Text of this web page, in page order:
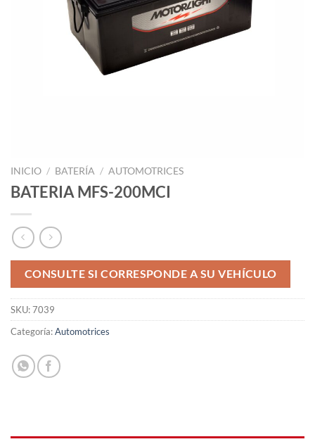
INICIO / BATERÍA / AUTOMOTRICES
BATERIA MFS-200MCI
CONSULTE SI CORRESPONDE A SU VEHÍCULO
SKU:7039
Categoría:Automotrices